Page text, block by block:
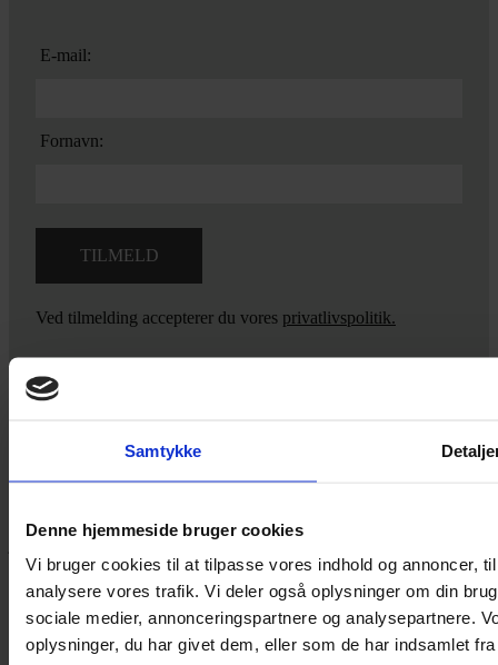
Samtykke
Denne hjemmeside bruger cookies
Vi bruger cookies til at tilpasse vores indhold og annoncer,
analysere vores trafik. Vi deler også oplysninger om din
sociale medier, annonceringspartnere og analysepartnere.
oplysninger, du har givet dem, eller som de har indsamlet
E-mail:
Fornavn:
Ved tilmelding accepterer du vores privatlivspolitik.
mig,eller kom forbi butikken på Vestergade 12 i Tønder. Så hjælper
jeg dig på vej.
Vestergade 12 6270, Tønder
60 51 96 50
post@yarneverywear.dk
CVR 43041649